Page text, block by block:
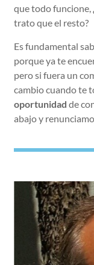
que todo funcione,
trato que el resto?
Es fundamental
porque ya te
pero si fuera un
cambio cuando te
oportunidad de
abajo y